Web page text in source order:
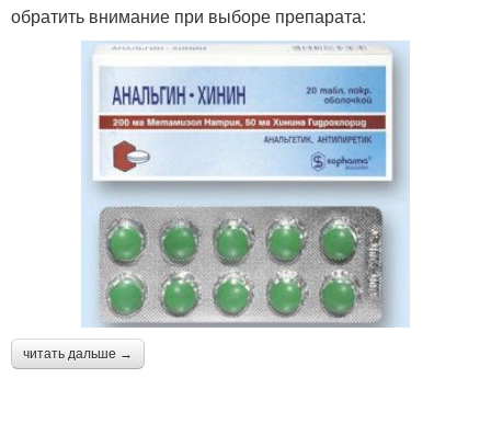
обратить внимание при выборе препарата:
читать дальше →